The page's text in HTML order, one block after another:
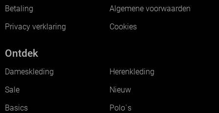
Betaling
Algemene voorwaarden
Privacy verklaring
Cookies
Ontdek
Dameskleding
Herenkleding
Sale
Nieuw
Basics
Polo`s